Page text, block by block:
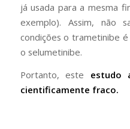
já usada para a mesma
exemplo). Assim, não
condições o trametinibe
o selumetinibe.
Portanto, este estudo
cientificamente fraco.